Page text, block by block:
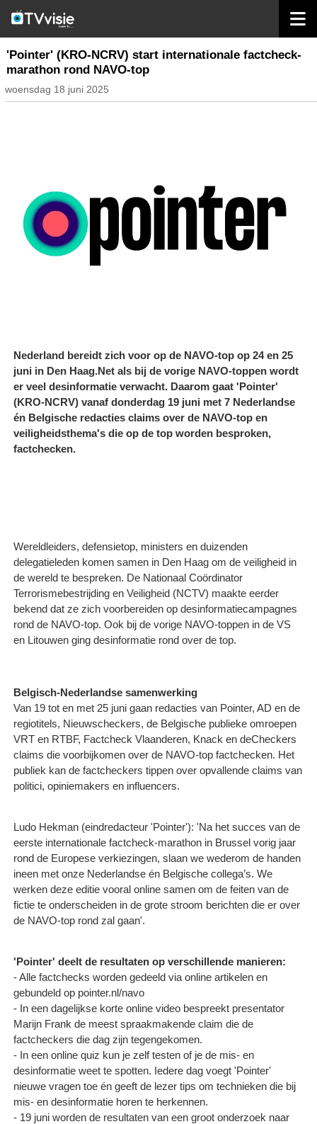
inhoud nederland
'Pointer' (KRO-NCRV) start internationale factcheck-
marathon rond NAVO-top
woensdag 18 juni 2025
Nederland bereidt zich voor op de NAVO-top op 24 en 25
juni in Den Haag.Net als bij de vorige NAVO-toppen wordt
er veel desinformatie verwacht. Daarom gaat 'Pointer'
(KRO-NCRV) vanaf donderdag 19 juni met 7 Nederlandse
én Belgische redacties claims over de NAVO-top en
veiligheidsthema's die op de top worden besproken,
factchecken.
Wereldleiders, defensietop, ministers en duizenden
delegatieleden komen samen in Den Haag om de veiligheid in
de wereld te bespreken. De Nationaal Coördinator
Terrorismebestrijding en Veiligheid (NCTV) maakte eerder
bekend dat ze zich voorbereiden op desinformatiecampagnes
rond de NAVO-top. Ook bij de vorige NAVO-toppen in de VS
en Litouwen ging desinformatie rond over de top.
Belgisch-Nederlandse samenwerking
Van 19 tot en met 25 juni gaan redacties van Pointer, AD en de
regiotitels, Nieuwscheckers, de Belgische publieke omroepen
VRT en RTBF, Factcheck Vlaanderen, Knack en deCheckers
claims die voorbijkomen over de NAVO-top factchecken. Het
publiek kan de factcheckers tippen over opvallende claims van
politici, opiniemakers en influencers.
Ludo Hekman (eindredacteur 'Pointer'): 'Na het succes van de
eerste internationale factcheck-marathon in Brussel vorig jaar
rond de Europese verkiezingen, slaan we wederom de handen
ineen met onze Nederlandse én Belgische collega’s. We
werken deze editie vooral online samen om de feiten van de
fictie te onderscheiden in de grote stroom berichten die er over
de NAVO-top rond zal gaan'.
'Pointer' deelt de resultaten op verschillende manieren:
- Alle factchecks worden gedeeld via online artikelen en
gebundeld op pointer.nl/navo
- In een dagelijkse korte online video bespreekt presentator
Marijn Frank de meest spraakmakende claim die de
factcheckers die dag zijn tegengekomen.
- In een online quiz kun je zelf testen of je de mis- en
desinformatie weet te spotten. Iedere dag voegt 'Pointer'
nieuwe vragen toe én geeft de lezer tips om technieken die bij
mis- en desinformatie horen te herkennen.
- 19 juni worden de resultaten van een groot onderzoek naar